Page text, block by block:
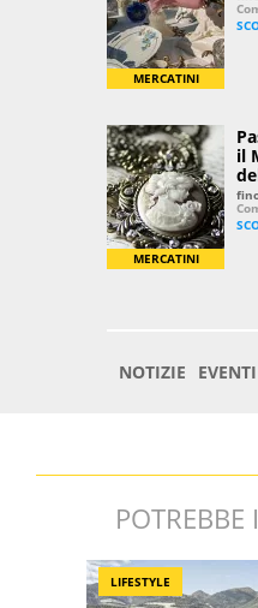
POTREBBE
LIFESTYLE